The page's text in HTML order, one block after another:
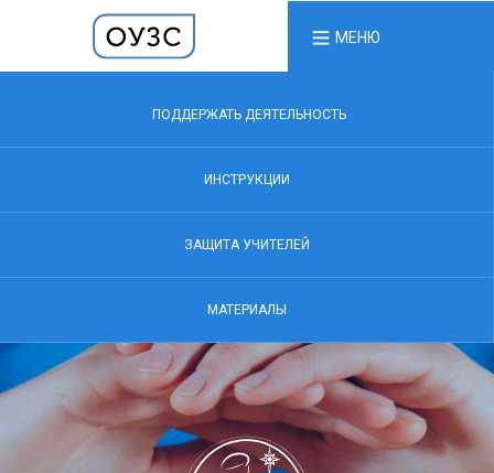
МЕНЮ
ПОДДЕРЖАТЬ ДЕЯТЕЛЬНОСТЬ
ИНСТРУКЦИИ
ЗАЩИТА УЧИТЕЛЕЙ
МАТЕРИАЛЫ